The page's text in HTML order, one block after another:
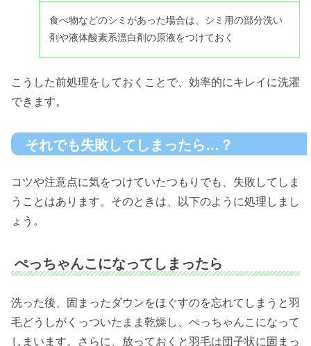
食べ物などのシミがあった場合は、シミ用の部分洗い
剤や液体酸素系漂白剤の原液をつけておく
こうした前処理をしておくことで、効率的にキレイに洗濯
できます。
それでも失敗してしまったら…？
コツや注意点に気をつけていたつもりでも、失敗してしま
うことはあります。そのときは、以下のように処理しまし
ょう。
ぺっちゃんこになってしまったら
洗った後、固まったダウンをほぐすのを忘れてしまうと羽
毛どうしがくっついたまま乾燥し、ぺっちゃんこになって
しまいます。さらに、放っておくと羽毛は団子状に固まっ